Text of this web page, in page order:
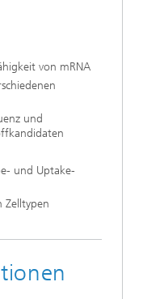
von mRNA
und
und Uptake-
Zelltypen